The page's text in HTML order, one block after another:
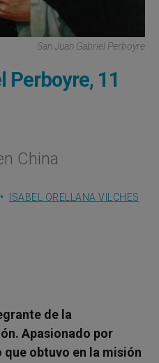
San Juan Gabriel Perboyre
Perboyre, 11
China
ISABEL ORELLANA VILCHES
de la
Apasionado por
obtuvo en la misión